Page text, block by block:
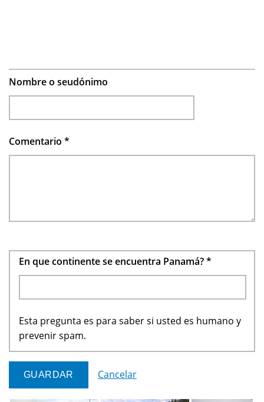
Nombre o seudónimo
Comentario *
En que continente se encuentra Panamá?*
Esta pregunta es para saber si usted es humano y
prevenir spam.
Cancelar